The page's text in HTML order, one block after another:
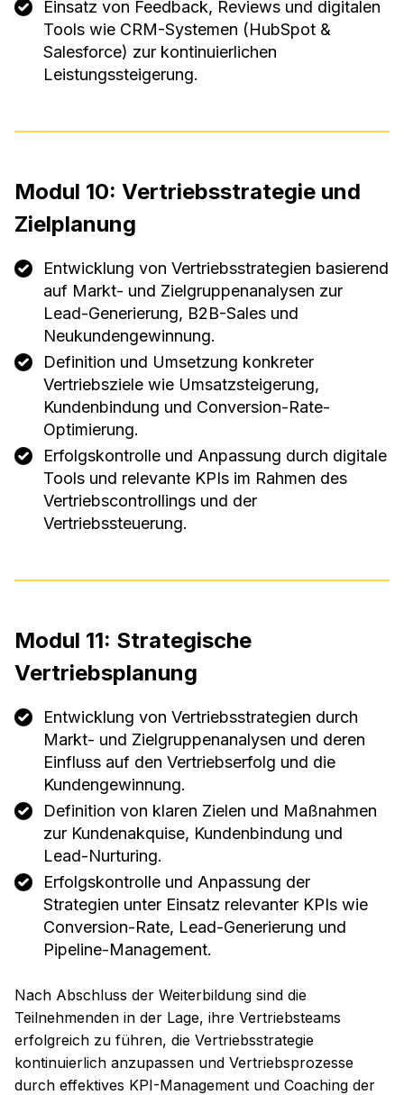
Einsatz von Feedback, Reviews und digitalen
Tools wie CRM-Systemen (HubSpot &
Salesforce) zur kontinuierlichen
Leistungssteigerung.
Modul 10: Vertriebsstrategie und
Zielplanung
Entwicklung von Vertriebsstrategien basierend
auf Markt- und Zielgruppenanalysen zur
Lead-Generierung, B2B-Sales und
Neukundengewinnung.
Definition und Umsetzung konkreter
Vertriebsziele wie Umsatzsteigerung,
Kundenbindung und Conversion-Rate-
Optimierung.
Erfolgskontrolle und Anpassung durch digitale
Tools und relevante KPIs im Rahmen des
Vertriebscontrollings und der
Vertriebssteuerung.
Modul 11: Strategische
Vertriebsplanung
Entwicklung von Vertriebsstrategien durch
Markt- und Zielgruppenanalysen und deren
Einfluss auf den Vertriebserfolg und die
Kundengewinnung.
Definition von klaren Zielen und Maßnahmen
zur Kundenakquise, Kundenbindung und
Lead-Nurturing.
Erfolgskontrolle und Anpassung der
Strategien unter Einsatz relevanter KPIs wie
Conversion-Rate, Lead-Generierung und
Pipeline-Management.
Nach Abschluss der Weiterbildung sind die
Teilnehmenden in der Lage, ihre Vertriebsteams
erfolgreich zu führen, die Vertriebsstrategie
kontinuierlich anzupassen und Vertriebsprozesse
durch effektives KPI-Management und Coaching der